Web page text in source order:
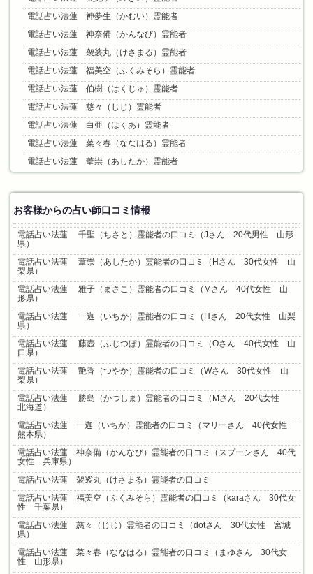
電話占い法蓮 神夢生（かむい）霊能者
電話占い法蓮 神奈備（かんなび）霊能者
電話占い法蓮 袈裟丸（けさまる）霊能者
電話占い法蓮 福美空（ふくみそら）霊能者
電話占い法蓮 伯樹（はくじゅ）霊能者
電話占い法蓮 慈々（じじ）霊能者
電話占い法蓮 白亜（はくあ）霊能者
電話占い法蓮 菜々春（ななはる）霊能者
電話占い法蓮 葦崇（あしたか）霊能者
お客様からの占い師口コミ情報
電話占い法蓮 千聖（ちさと）霊能者の口コミ（Jさん 20代男性 山形
県）
電話占い法蓮 葦崇（あしたか）霊能者の口コミ（Hさん 30代女性 山
梨県）
電話占い法蓮 雅子（まさこ）霊能者の口コミ（Mさん 40代女性 山
形県）
電話占い法蓮 一迦（いちか）霊能者の口コミ（Hさん 20代女性 山梨
県）
電話占い法蓮 藤壺（ふじつぼ）霊能者の口コミ（Oさん 40代女性 山
口県）
電話占い法蓮 艶香（つやか）霊能者の口コミ（Wさん 30代女性 山
梨県）
電話占い法蓮 勝島（かつしま）霊能者の口コミ（Mさん 20代女性
北海道）
電話占い法蓮 一迦（いちか）霊能者の口コミ（マリーさん 40代女性
熊本県）
電話占い法蓮 神奈備（かんなび）霊能者の口コミ（スプーンさん 40代
女性 兵庫県）
電話占い法蓮 袈裟丸（けさまる）霊能者の口コミ
電話占い法蓮 福美空（ふくみそら）霊能者の口コミ（karaさん 30代女
性 千葉県）
電話占い法蓮 慈々（じじ）霊能者の口コミ（dotさん 30代女性 宮城
県）
電話占い法蓮 菜々春（ななはる）霊能者の口コミ（まゆさん 30代女
性 山形県）